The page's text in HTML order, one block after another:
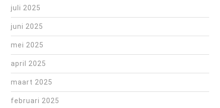
juli 2025
juni 2025
mei 2025
april 2025
maart 2025
februari 2025